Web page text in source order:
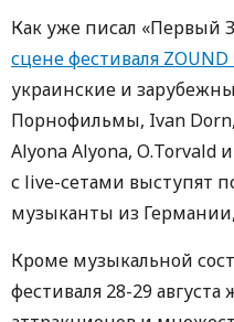
Как уже писал «Первый
сцене фестиваля
украинские и
Порнофильмы, Ivan
Аlyona Аlyona, О.Torvald
с live-сетами выступят
музыканты из
Кроме музыкальной
фестиваля 28-29